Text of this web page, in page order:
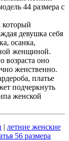
44 размера с
который
девушка себя
осанка,
женщиной.
возраста оно
женственно.
платье
подчеркнуть
женской
| летние женские
56 размера